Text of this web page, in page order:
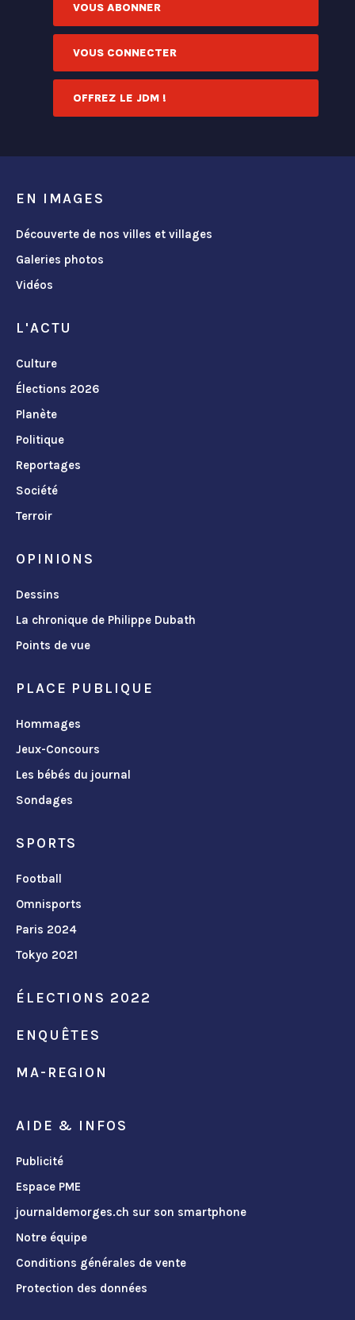
VOUS ABONNER
VOUS CONNECTER
OFFREZ LE JDM !
EN IMAGES
Découverte de nos villes et villages
Galeries photos
Vidéos
L'ACTU
Culture
Élections 2026
Planète
Politique
Reportages
Société
Terroir
OPINIONS
Dessins
La chronique de Philippe Dubath
Points de vue
PLACE PUBLIQUE
Hommages
Jeux-Concours
Les bébés du journal
Sondages
SPORTS
Football
Omnisports
Paris 2024
Tokyo 2021
ÉLECTIONS 2022
ENQUÊTES
MA-REGION
AIDE & INFOS
Publicité
Espace PME
journaldemorges.ch sur son smartphone
Notre équipe
Conditions générales de vente
Protection des données